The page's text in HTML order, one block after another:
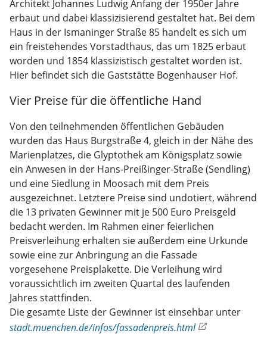
Architekt Johannes Ludwig Anfang der 1950er Jahre
erbaut und dabei klassizisierend gestaltet hat. Bei dem
Haus in der Ismaninger Straße 85 handelt es sich um
ein freistehendes Vorstadthaus, das um 1825 erbaut
worden und 1854 klassizistisch gestaltet worden ist.
Hier befindet sich die Gaststätte Bogenhauser Hof.
Vier Preise für die öffentliche Hand
Von den teilnehmenden öffentlichen Gebäuden
wurden das Haus Burgstraße 4, gleich in der Nähe des
Marienplatzes, die Glyptothek am Königsplatz sowie
ein Anwesen in der Hans-Preißinger-Straße (Sendling)
und eine Siedlung in Moosach mit dem Preis
ausgezeichnet. Letztere Preise sind undotiert, während
die 13 privaten Gewinner mit je 500 Euro Preisgeld
bedacht werden. Im Rahmen einer feierlichen
Preisverleihung erhalten sie außerdem eine Urkunde
sowie eine zur Anbringung an die Fassade
vorgesehene Preisplakette. Die Verleihung wird
voraussichtlich im zweiten Quartal des laufenden
Jahres stattfinden.
Die gesamte Liste der Gewinner ist einsehbar unter
stadt.muenchen.de/infos/fassadenpreis.html